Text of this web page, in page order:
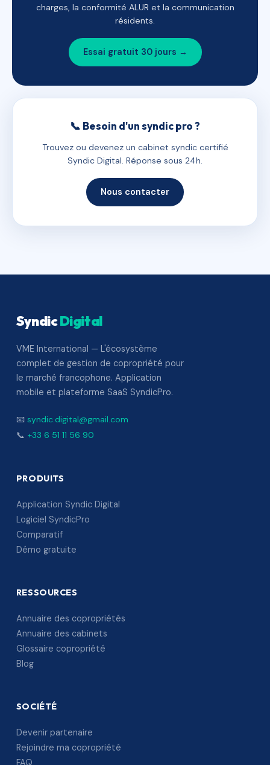
charges, la conformité ALUR et la communication
résidents.
Essai gratuit 30 jours →
📞 Besoin d'un syndic pro ?
Trouvez ou devenez un cabinet syndic certifié
Syndic Digital. Réponse sous 24h.
Nous contacter
SyndicDigital
VME International — L'écosystème
complet de gestion de copropriété pour
le marché francophone. Application
mobile et plateforme SaaS SyndicPro.
📧 syndic.digital@gmail.com
📞 +33 6 51 11 56 90
PRODUITS
Application Syndic Digital
Logiciel SyndicPro
Comparatif
Démo gratuite
RESSOURCES
Annuaire des copropriétés
Annuaire des cabinets
Glossaire copropriété
Blog
SOCIÉTÉ
Devenir partenaire
Rejoindre ma copropriété
FAQ